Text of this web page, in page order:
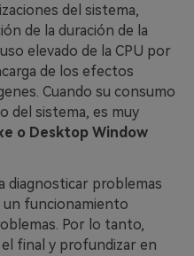
del sistema,
de la duración de la
elevado de la CPU por
de los efectos
Cuando su consumo
del sistema, es muy
o Desktop Window
diagnosticar problemas
un funcionamiento
Por lo tanto,
final y profundizar en